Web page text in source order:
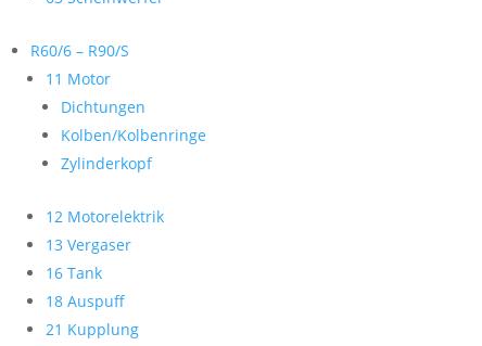
R60/6 – R90/S
11 Motor
Dichtungen
Kolben/Kolbenringe
Zylinderkopf
12 Motorelektrik
13 Vergaser
16 Tank
18 Auspuff
21 Kupplung